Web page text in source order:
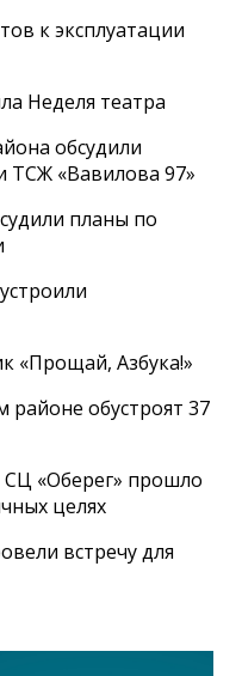
к эксплуатации
Неделя театра
обсудили
ТСЖ «Вавилова 97»
планы по
«Прощай, Азбука!»
районе обустроят 37
«Оберег» прошло
целях
встречу для